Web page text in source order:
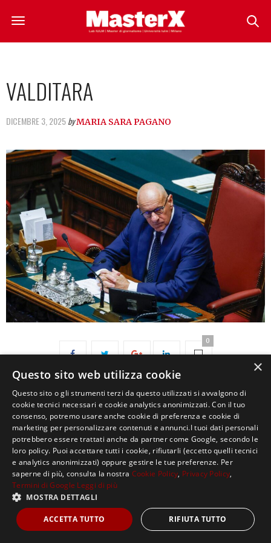
VALDITARA
DICEMBRE 3, 2025byMARIA SARA PAGANO
0
Copyright ©2021, MASTERX Tutti i diritti riservati.
×
Questo sito web utilizza cookie
Questo sito o gli strumenti terzi da questo utilizzati si avvalgono di
cookie tecnici necessari e cookie analytics anonimizzati. Con il tuo
consenso, potremo usare anche cookie di preferenza e cookie di
marketing per personalizzare contenuti e annunci.I tuoi dati personali
potrebbero essere trattati anche da partner come Google, secondo le
loro policy. Puoi accettare tutti i cookie, rifiutarli (eccetto quelli tecnici
e analytics anonimizzati) oppure gestire le tue preferenze. Per
saperne di più, consulta la nostra Cookie Policy, Privacy Policy,
Termini di Google Leggi di più
MOSTRA DETTAGLI
ACCETTA TUTTO RIFIUTA TUTTO